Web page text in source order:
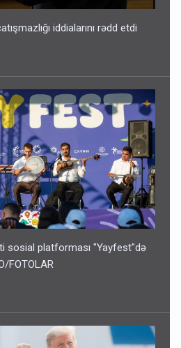
iddialarını rədd etdi
sosial platforması "Yayfest"də
FOTOLAR